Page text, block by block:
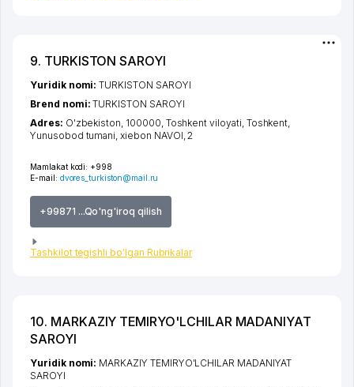
9. TURKISTON SAROYI
Mamlakat kodi: +998
E-mail: dvores_turkiston@mail.ru
+99871 ...Qo'ng'iroq qilish
Tashkilot tegishli bo'lgan Rubrikalar
Yuridik nomi:TURKISTON SAROYI
Brend nomi:TURKISTON SAROYI
Adres: O'zbekiston, 100000, Toshkent viloyati Toshkent
Yunusobod tumani ,xiеbon NAVOI , 2
10. MARKAZIY TEMIRYO'LCHILAR MADANIYAT
SAROYI
Yuridik nomi: MARKAZIY TEMIRYO'LCHILAR MADANIYAT
SAROYI